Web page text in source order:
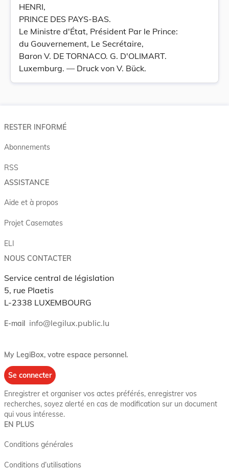
HENRI,
PRINCE DES PAYS-BAS.
Le Ministre d'État, Président Par le Prince:
du Gouvernement, Le Secrétaire,
Baron V. DE TORNACO. G. D'OLIMART.
Luxemburg. — Druck von V. Bück.
RESTER INFORMÉ
Abonnements
RSS
ASSISTANCE
Aide et à propos
Projet Casemates
ELI
NOUS CONTACTER
Service central de législation
5, rue Plaetis
L-2338 LUXEMBOURG
E-mail info@legilux.public.lu
My LegiBox, votre espace personnel.
Se connecter
Enregistrer et organiser vos actes préférés, enregistrer vos
recherches, soyez alerté en cas de modification sur un document
qui vous intéresse.
EN PLUS
Conditions générales
Conditions d’utilisations